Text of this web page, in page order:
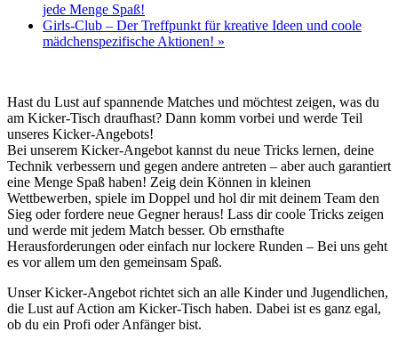
jede Menge Spaß!
Girls-Club – Der Treffpunkt für kreative Ideen und coole
mädchenspezifische Aktionen! »
Hast du Lust auf spannende Matches und möchtest zeigen, was du
am Kicker-Tisch draufhast? Dann komm vorbei und werde Teil
unseres Kicker-Angebots!
Bei unserem Kicker-Angebot kannst du neue Tricks lernen, deine
Technik verbessern und gegen andere antreten – aber auch garantiert
eine Menge Spaß haben! Zeig dein Können in kleinen
Wettbewerben, spiele im Doppel und hol dir mit deinem Team den
Sieg oder fordere neue Gegner heraus! Lass dir coole Tricks zeigen
und werde mit jedem Match besser. Ob ernsthafte
Herausforderungen oder einfach nur lockere Runden – Bei uns geht
es vor allem um den gemeinsam Spaß.
Unser Kicker-Angebot richtet sich an alle Kinder und Jugendlichen,
die Lust auf Action am Kicker-Tisch haben. Dabei ist es ganz egal,
ob du ein Profi oder Anfänger bist.